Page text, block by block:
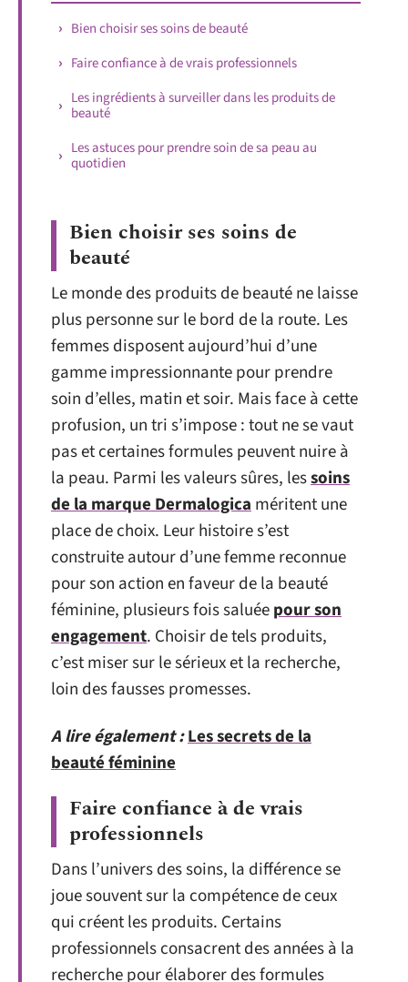
Bien choisir ses soins de beauté
Faire confiance à de vrais professionnels
Les ingrédients à surveiller dans les produits de
beauté
Les astuces pour prendre soin de sa peau au
quotidien
Bien choisir ses soins de
beauté
Le monde des produits de beauté ne laisse
plus personne sur le bord de la route. Les
femmes disposent aujourd’hui d’une
gamme impressionnante pour prendre
soin d’elles, matin et soir. Mais face à cette
profusion, un tri s’impose : tout ne se vaut
pas et certaines formules peuvent nuire à
la peau. Parmi les valeurs sûres, lessoins
de la marque Dermalogicaméritent une
place de choix. Leur histoire s’est
construite autour d’une femme reconnue
pour son action en faveur de la beauté
féminine, plusieurs fois saluéepour son
engagement. Choisir de tels produits,
c’est miser sur le sérieux et la recherche,
loin des fausses promesses.
A lire également :Les secrets de la
beauté féminine
Faire confiance à de vrais
professionnels
Dans l’univers des soins, la différence se
joue souvent sur la compétence de ceux
qui créent les produits. Certains
professionnels consacrent des années à la
recherche pour élaborer des formules